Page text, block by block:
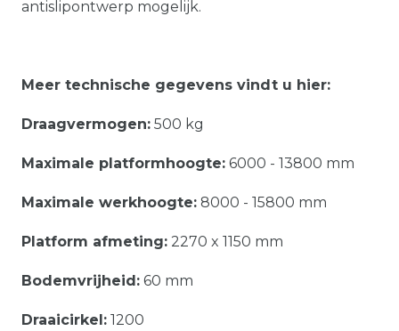
antislipontwerp mogelijk.
Meer technische gegevens vindt u hier:
Draagvermogen: 500 kg
Maximale platformhoogte: 6000 - 13800 mm
Maximale werkhoogte: 8000 - 15800 mm
Platform afmeting: 2270 x 1150 mm
Bodemvrijheid: 60 mm
Draaicirkel: 1200